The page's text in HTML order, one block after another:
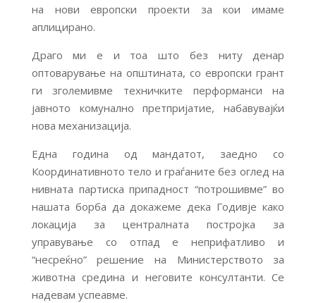
на нови европски проекти за кои имаме
аплицирано.
Драго ми е и тоа што без ниту денар
оптоварување на општината, со европски грант
ги зголемивме техничките перформанси на
јавното комунално претпријатие, набавувајќи
нова механизација.
Една година од мандатот, заедно со
Координативното тело и граѓаните без оглед на
нивната партиска припадност “потрошивме” во
нашата борба да докажеме дека Годивје како
локација за централната постројка за
управување со отпад е неприфатливо и
“несреќно” решение на Министерството за
животна средина и неговите консултанти. Се
надевам успеавме.